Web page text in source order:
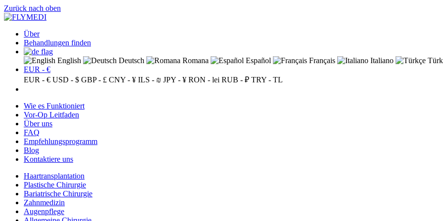
Zurück nach oben
Über
Behandlungen finden
English Deutsch Romana Español Français Italiano
EUR - €
EUR - € USD - $ GBP - £ CNY - ¥ ILS - ₪ JPY - ¥ RON - lei RUB - ₽ TRY - TL
Wie es Funktioniert
Vor-Op Leitfaden
Über uns
FAQ
Empfehlungsprogramm
Blog
Kontaktiere uns
Haartransplantation
Plastische Chirurgie
Bariatrische Chirurgie
Zahnmedizin
Augenpflege